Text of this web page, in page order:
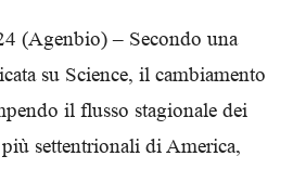
(Agenbio) – Secondo una
su Science, il cambiamento
il flusso stagionale dei
settentrionali di America,